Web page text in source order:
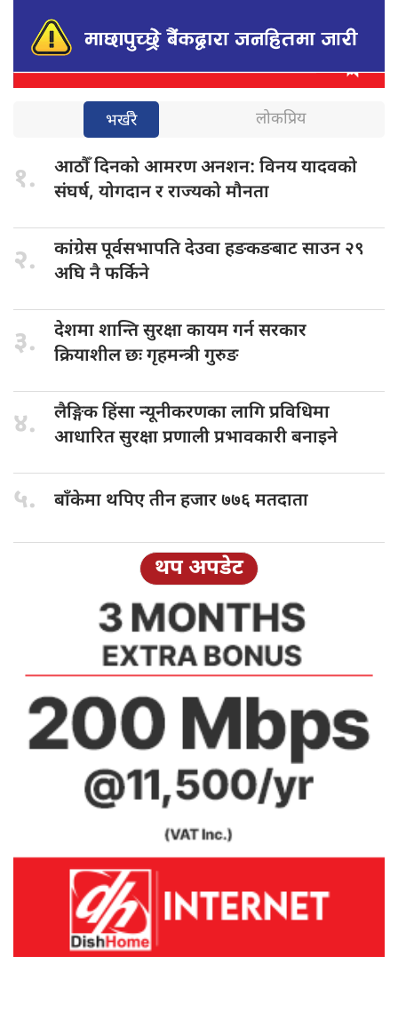
भर्खरै लोकप्रिय
१. आठौँ दिनकोआमरण अनशन: विनय यादवको
संघर्ष, योगदान र राज्यको मौनता
२. कांग्रेस पूर्वसभापतिदेउवा हङकङबाट साउन २९
अघि नै फर्किने
३. देशमा शान्तिसुरक्षा कायम गर्न सरकार
क्रियाशील छः गृहमन्त्री गुरुङ
४. लैङ्गिक हिंसान्यूनीकरणका लागि प्रविधिमा
आधारित सुरक्षा प्रणाली प्रभावकारी बनाइने
५. बाँकेमा थपिएतीन हजार ७७६ मतदाता
थप अपडेट